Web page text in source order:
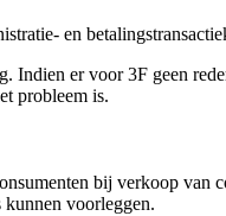
en
Indien er voor 3F geen
probleem is.
bij verkoop van
kunnen voorleggen.